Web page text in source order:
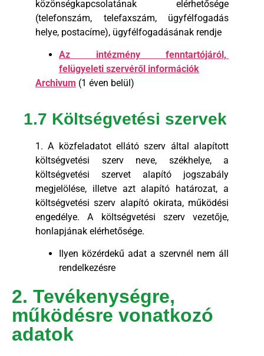
közönségkapcsolatának elérhetősége
(telefonszám, telefaxszám, ügyfélfogadás
helye, postacíme), ügyfélfogadásának rendje
Az intézmény fenntartójáról,
felügyeleti szervéről információk
Archivum (1 éven belül)
1.7 Költségvetési szervek
1. A közfeladatot ellátó szerv által alapított
költségvetési szerv neve, székhelye, a
költségvetési szervet alapító jogszabály
megjelölése, illetve azt alapító határozat, a
költségvetési szerv alapító okirata, működési
engedélye. A költségvetési szerv vezetője,
honlapjának elérhetősége.
Ilyen közérdekű adat a szervnél nem áll
rendelkezésre
2. Tevékenységre,
működésre vonatkozó
adatok